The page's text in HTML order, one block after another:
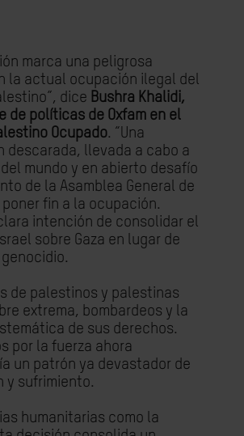
marca una peligrosa
la actual ocupación ilegal del
dice Bushra Khalidi,
de políticas de Oxfam en el
Ocupado. “Una
descarada, llevada a cabo a
mundo y en abierto desafío
de la Asamblea General de
poner fin a la ocupación.
intención de consolidar el
sobre Gaza en lugar de
de palestinos y palestinas
extrema, bombardeos y la
de sus derechos.
por la fuerza ahora
un patrón ya devastador de
y sufrimiento.
humanitarias como la